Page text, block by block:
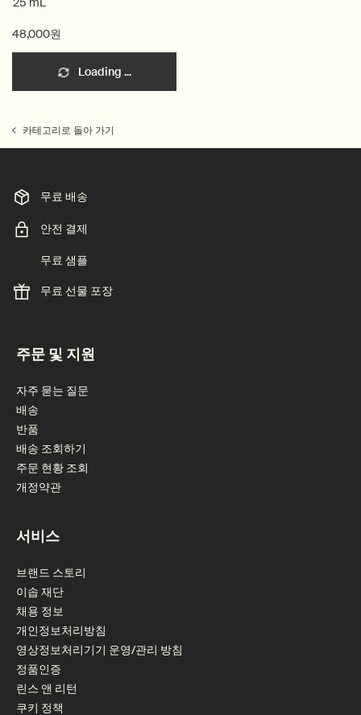
48,000원
Loading ...
카테고리로 돌아 가기
무료 배송
안전 결제
무료 샘플
무료 선물 포장
주문 및 지원
자주 묻는 질문
배송
반품
배송 조회하기
주문 현황 조회
개정약관
서비스
브랜드 스토리
이솝 재단
채용 정보
개인정보처리방침
영상정보처리기기 운영/관리 방침
정품인증
린스 앤 리턴
쿠키 정책